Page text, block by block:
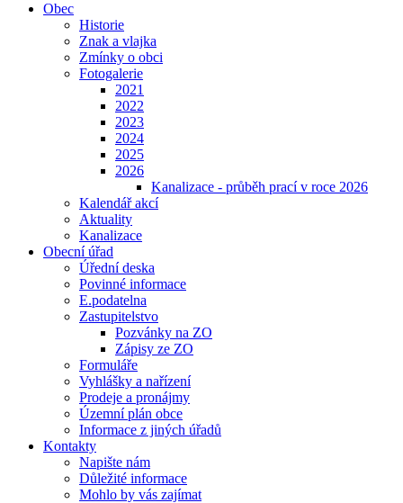
Obec
Historie
Znak a vlajka
Zmínky o obci
Fotogalerie
2021
2022
2023
2024
2025
2026
Kanalizace - průběh prací v roce 2026
Kalendář akcí
Aktuality
Kanalizace
Obecní úřad
Úřední deska
Povinné informace
E.podatelna
Zastupitelstvo
Pozvánky na ZO
Zápisy ze ZO
Formuláře
Vyhlášky a nařízení
Prodeje a pronájmy
Územní plán obce
Informace z jiných úřadů
Kontakty
Napište nám
Důležité informace
Mohlo by vás zajímat